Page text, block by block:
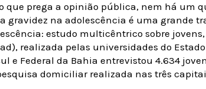
que prega a opinião pública, nem há um
gravidez na adolescência é uma grande
estudo multicêntrico sobre
realizada pelas universidades do
e Federal da Bahia entrevistou 4.634
domiciliar realizada nas três